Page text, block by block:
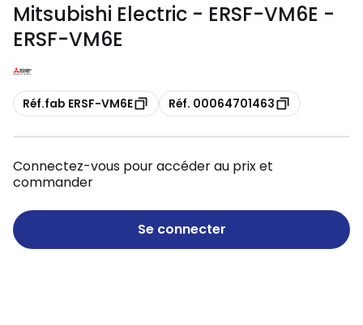
Mitsubishi Electric - ERSF-VM6E -
ERSF-VM6E
Copie
Réf.fab ERSF-VM6E Copie
Réf. 00064701463
Connectez-vous pour accéder au prix et
commander
Se connecter